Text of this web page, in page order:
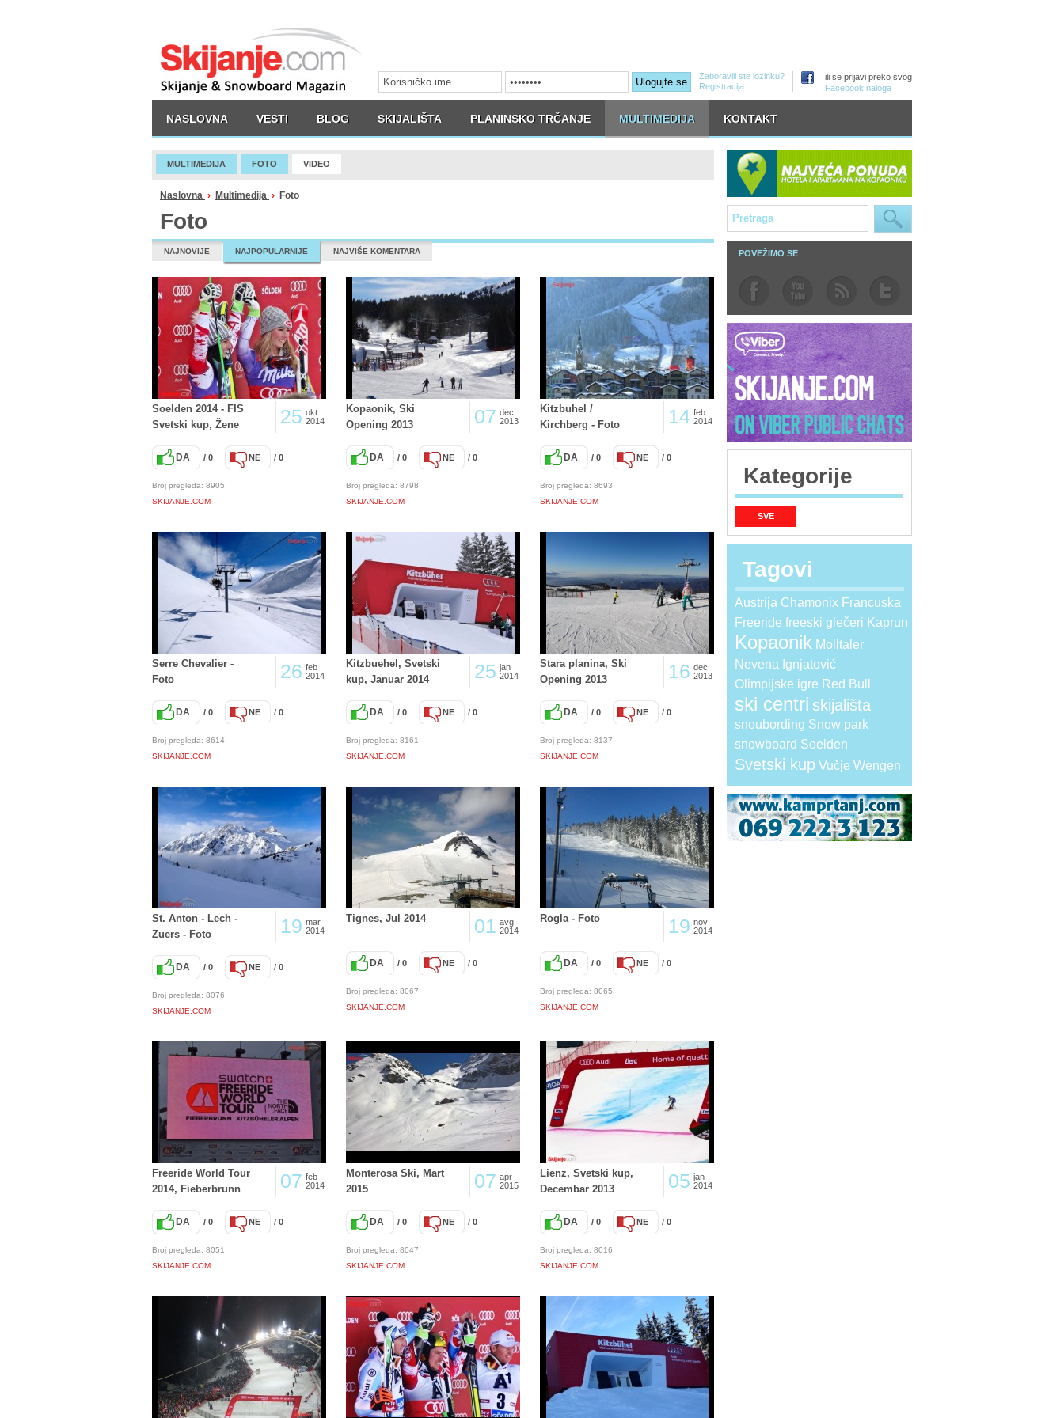
Ulogujte se
Zaboravili ste lozinku?
Registracija
ili se prijavi preko svog
Facebook naloga
NASLOVNA VESTI BLOG SKIJALIŠTA PLANINSKO TRČANJE MULTIMEDIJA KONTAKT
MULTIMEDIJA FOTO VIDEO
Naslovna › Multimedija › Foto
Foto
NAJNOVIJE NAJPOPULARNIJE NAJVIŠE KOMENTARA
25 okt
2014
Soelden 2014 - FIS
Svetski kup, Žene
DA / 0 NE / 0
Broj pregleda: 8905
SKIJANJE.COM
07 dec
2013
Kopaonik, Ski
Opening 2013
DA / 0 NE / 0
Broj pregleda: 8798
SKIJANJE.COM
14 feb
2014
Kitzbuhel /
Kirchberg - Foto
DA / 0 NE / 0
Broj pregleda: 8693
SKIJANJE.COM
26 feb
2014
Serre Chevalier -
Foto
DA / 0 NE / 0
Broj pregleda: 8614
SKIJANJE.COM
25 jan
2014
Kitzbuehel, Svetski
kup, Januar 2014
DA / 0 NE / 0
Broj pregleda: 8161
SKIJANJE.COM
16 dec
2013
Stara planina, Ski
Opening 2013
DA / 0 NE / 0
Broj pregleda: 8137
SKIJANJE.COM
19 mar
2014
St. Anton - Lech -
Zuers - Foto
DA / 0 NE / 0
Broj pregleda: 8076
SKIJANJE.COM
01 avg
2014
Tignes, Jul 2014
DA / 0 NE / 0
Broj pregleda: 8067
SKIJANJE.COM
19 nov
2014
Rogla - Foto
DA / 0 NE / 0
Broj pregleda: 8065
SKIJANJE.COM
07 feb
2014
Freeride World Tour
2014, Fieberbrunn
DA / 0 NE / 0
Broj pregleda: 8051
SKIJANJE.COM
07 apr
2015
Monterosa Ski, Mart
2015
DA / 0 NE / 0
Broj pregleda: 8047
SKIJANJE.COM
05 jan
2014
Lienz, Svetski kup,
Decembar 2013
DA / 0 NE / 0
Broj pregleda: 8016
SKIJANJE.COM
POVEŽIMO SE
Kategorije
SVE
Tagovi
Austrija Chamonix Francuska
Freeride freeski glečeri Kaprun
Kopaonik Molltaler
Nevena Ignjatović
Olimpijske igre Red Bull
ski centri skijališta
snoubording Snow park
snowboard Soelden
Svetski kup Vučje Wengen